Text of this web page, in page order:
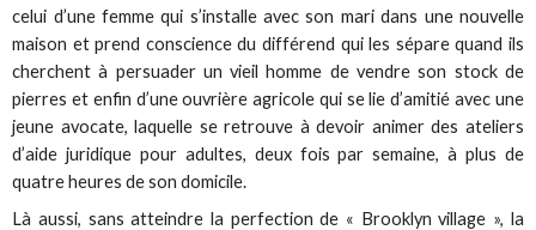
celui d’une femme qui s’installe avec son mari dans une nouvelle
maison et prend conscience du différend qui les sépare quand ils
cherchent à persuader un vieil homme de vendre son stock de
pierres et enfin d’une ouvrière agricole qui se lie d’amitié avec une
jeune avocate, laquelle se retrouve à devoir animer des ateliers
d’aide juridique pour adultes, deux fois par semaine, à plus de
quatre heures de son domicile.
Là aussi, sans atteindre la perfection de « Brooklyn village », la